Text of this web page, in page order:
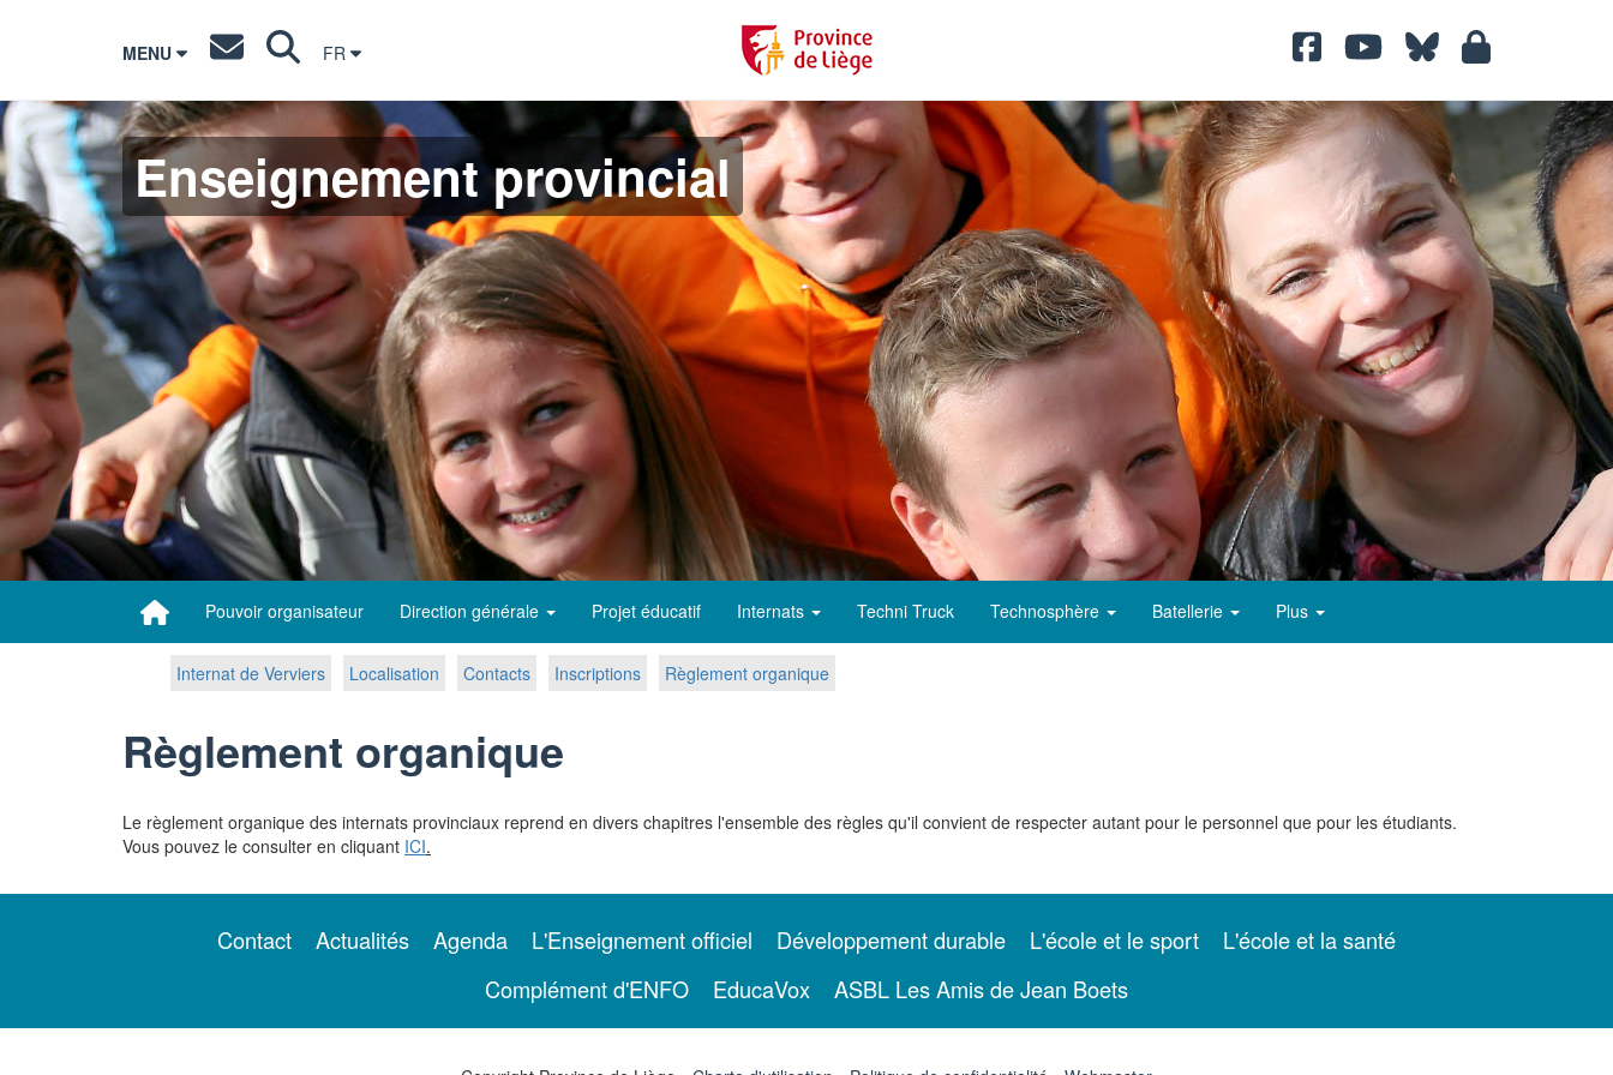
MENU FR
Enseignement provincial
Pouvoir organisateur Direction générale Projet éducatif Internats Techni Truck Technosphère Batellerie Plus
Internat de Verviers Localisation Contacts Inscriptions Règlement organique
Règlement organique
Le règlement organique des internats provinciaux reprend en divers chapitres l'ensemble des règles qu'il convient de respecter autant pour le personnel que pour les étudiants.
Vous pouvez le consulter en cliquant ICI.
Contact Actualités Agenda L'Enseignement officiel Développement durable L'école et le sport
L'école et la santé
Complément d'ENFO
EducaVox ASBL Les Amis de Jean Boets